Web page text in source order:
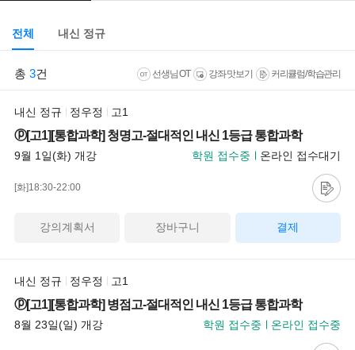
전체 내신 정규
총 3건 선생님 OT 강좌 맛보기 커리큘럼/학습관리
내신 정규 정우정 고1
ⓟ[고1][통합과학] 청명고-절대적인 내신 1등급 통합과학
9월 1일(화) 개강 학원 접수중 온라인 접수대기
[화]18:30-22:00
강의계획서 장바구니 결제
내신 정규 정우정 고1
ⓟ[고1][통합과학] 병점고-절대적인 내신 1등급 통합과학
8월 23일(일) 개강 학원 접수중 온라인 접수중